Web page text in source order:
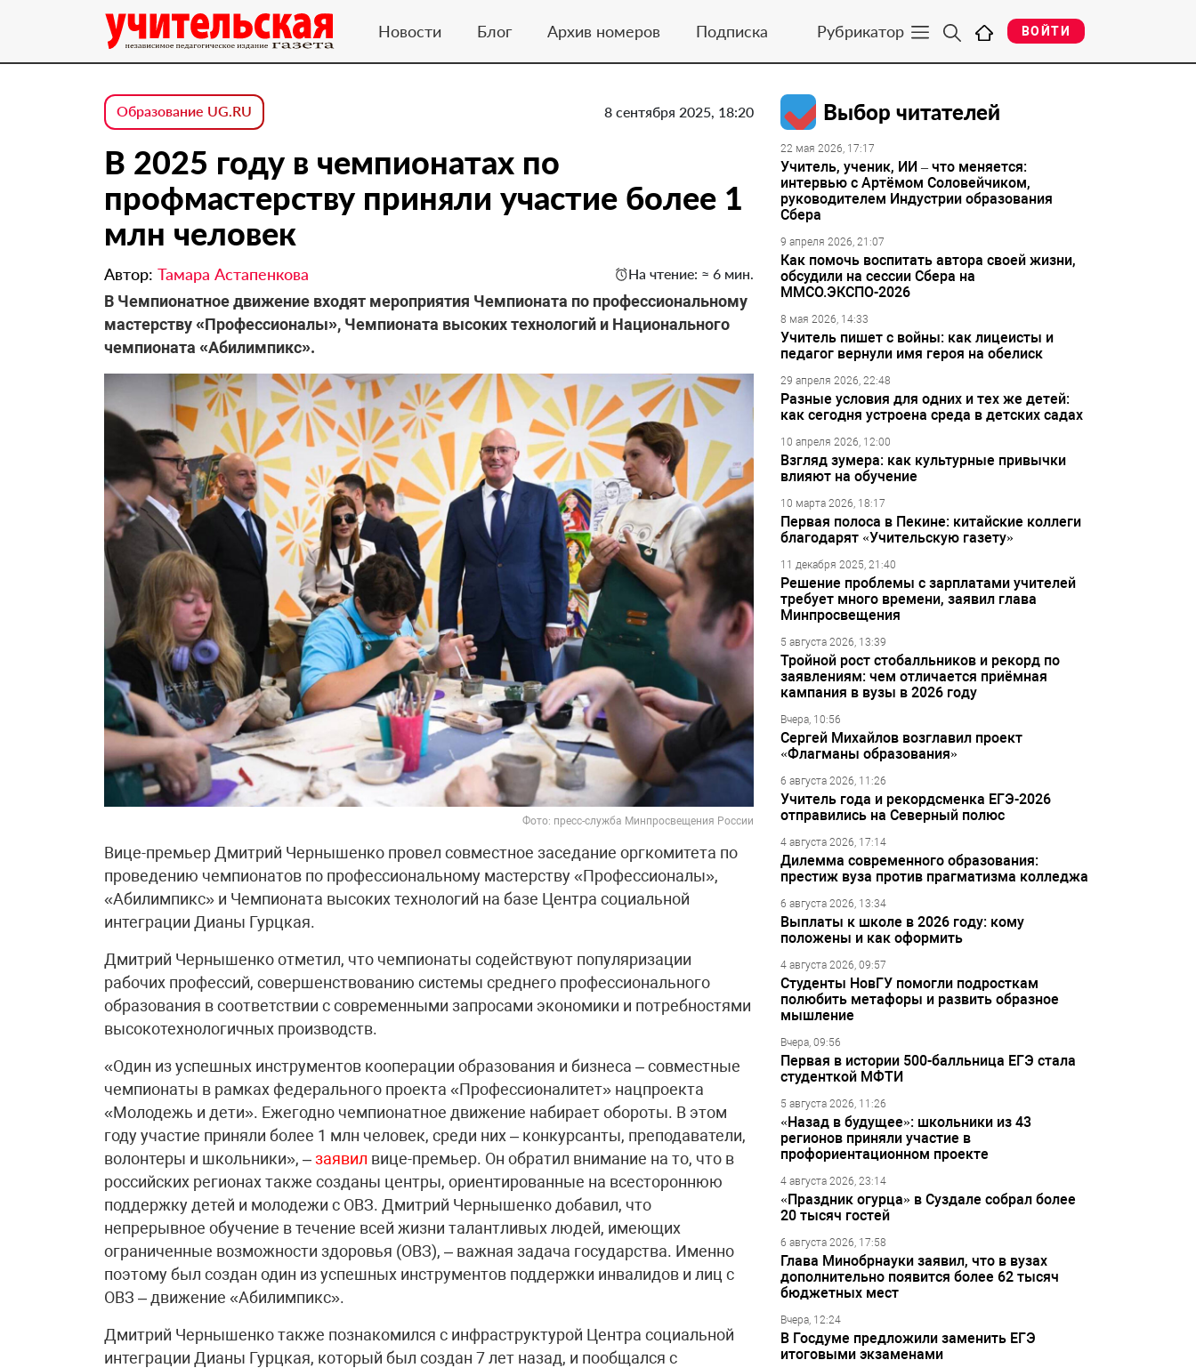
Новости Блог Архив номеров Подписка Рубрикатор ВОЙТИ
Образование UG.RU 8 сентября 2025, 18:20
В 2025 году в чемпионатах по
профмастерству приняли участие более 1
млн человек
Автор: Тамара Астапенкова На чтение: ≈ 6 мин.
В Чемпионатное движение входят мероприятия Чемпионата по профессиональному
мастерству «Профессионалы», Чемпионата высоких технологий и Национального
чемпионата «Абилимпикс».
Фото: пресс-служба Минпросвещения России
Вице-премьер Дмитрий Чернышенко провел совместное заседание оргкомитета по
проведению чемпионатов по профессиональному мастерству «Профессионалы»,
«Абилимпикс» и Чемпионата высоких технологий на базе Центра социальной
интеграции Дианы Гурцкая.
Дмитрий Чернышенко отметил, что чемпионаты содействуют популяризации
рабочих профессий, совершенствованию системы среднего профессионального
образования в соответствии с современными запросами экономики и потребностями
высокотехнологичных производств.
«Один из успешных инструментов кооперации образования и бизнеса – совместные
чемпионаты в рамках федерального проекта «Профессионалитет» нацпроекта
«Молодежь и дети». Ежегодно чемпионатное движение набирает обороты. В этом
году участие приняли более 1 млн человек, среди них – конкурсанты, преподаватели,
волонтеры и школьники», –заявил вице-премьер. Он обратил внимание на то, что в
российских регионах также созданы центры, ориентированные на всестороннюю
поддержку детей и молодежи с ОВЗ. Дмитрий Чернышенко добавил, что
непрерывное обучение в течение всей жизни талантливых людей, имеющих
ограниченные возможности здоровья (ОВЗ), – важная задача государства. Именно
поэтому был создан один из успешных инструментов поддержки инвалидов и лиц с
ОВЗ – движение «Абилимпикс».
Дмитрий Чернышенко также познакомился с инфраструктурой Центра социальной
интеграции Дианы Гурцкая, который был создан 7 лет назад, и пообщался с
Выбор читателей
22 мая 2026, 17:17
Учитель, ученик, ИИ – что меняется:
интервью с Артёмом Соловейчиком,
руководителем Индустрии образования
Сбера
9 апреля 2026, 21:07
Как помочь воспитать автора своей жизни,
обсудили на сессии Сбера на
ММСО.ЭКСПО-2026
8 мая 2026, 14:33
Учитель пишет с войны: как лицеисты и
педагог вернули имя героя на обелиск
29 апреля 2026, 22:48
Разные условия для одних и тех же детей:
как сегодня устроена среда в детских садах
10 апреля 2026, 12:00
Взгляд зумера: как культурные привычки
влияют на обучение
10 марта 2026, 18:17
Первая полоса в Пекине: китайские коллеги
благодарят «Учительскую газету»
11 декабря 2025, 21:40
Решение проблемы с зарплатами учителей
требует много времени, заявил глава
Минпросвещения
5 августа 2026, 13:39
Тройной рост стобалльников и рекорд по
заявлениям: чем отличается приёмная
кампания в вузы в 2026 году
Вчера, 10:56
Сергей Михайлов возглавил проект
«Флагманы образования»
6 августа 2026, 11:26
Учитель года и рекордсменка ЕГЭ-2026
отправились на Северный полюс
4 августа 2026, 17:14
Дилемма современного образования:
престиж вуза против прагматизма колледжа
6 августа 2026, 13:34
Выплаты к школе в 2026 году: кому
положены и как оформить
4 августа 2026, 09:57
Студенты НовГУ помогли подросткам
полюбить метафоры и развить образное
мышление
Вчера, 09:56
Первая в истории 500-балльница ЕГЭ стала
студенткой МФТИ
5 августа 2026, 11:26
«Назад в будущее»: школьники из 43
регионов приняли участие в
профориентационном проекте
4 августа 2026, 23:14
«Праздник огурца» в Суздале собрал более
20 тысяч гостей
6 августа 2026, 17:58
Глава Минобрнауки заявил, что в вузах
дополнительно появится более 62 тысяч
бюджетных мест
Вчера, 12:24
В Госдуме предложили заменить ЕГЭ
итоговыми экзаменами